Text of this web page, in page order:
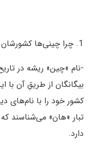
چرا چینی‌ها کشورشان
-نام «چین» ریشه در
بیگانگان از طریقِ آن با
کشور خود را با نام‌های
تبار «هان» می‌شناسند
دارد.